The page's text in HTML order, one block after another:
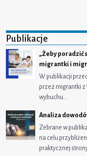
Publikacje
„Żeby poradzić
migrantki i
W publikacji
przez migrantki z
wybuchu…
Analiza
Zebrane w
na celu
praktycznej